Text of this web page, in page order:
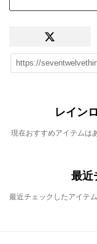
レイン
現在おすすめアイテムは
最近
最近チェックしたアイテ